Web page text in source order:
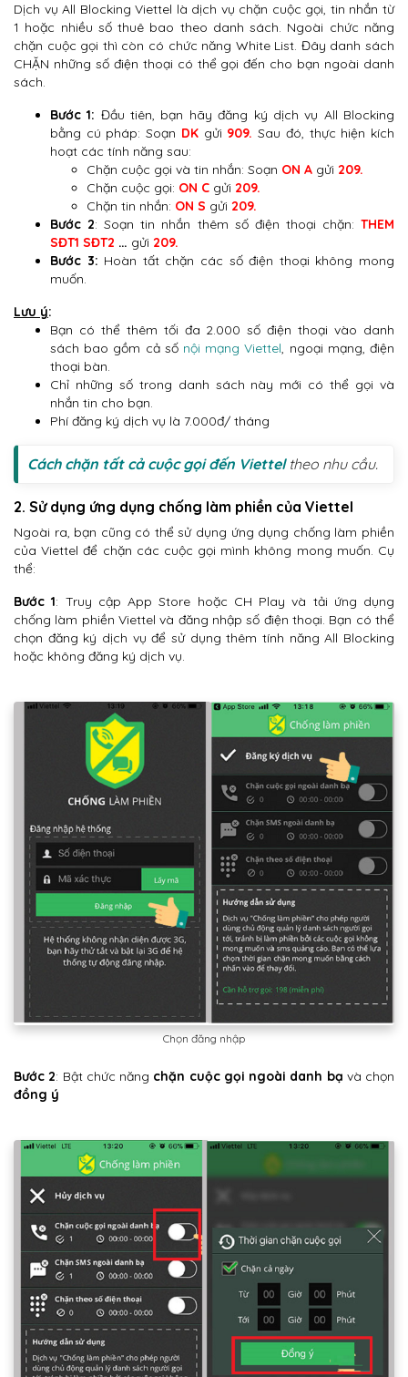
Dịch vụ All Blocking Viettel là dịch vụ chặn cuộc gọi, tin nhắn từ
1 hoặc nhiều số thuê bao theo danh sách. Ngoài chức năng
chặn cuộc gọi thì còn có chức năng White List. Đây danh sách
CHẶN những số điện thoại có thể gọi đến cho bạn ngoài danh
sách.
Bước 1: Đầu tiên, bạn hãy đăng ký dịch vụ All Blocking
bằng cú pháp: Soạn DKgửi 909. Sau đó, thực hiện kích
hoạt các tính năng sau:
Chặn cuộc gọi và tin nhắn: Soạn ON A gửi 209.
Chặn cuộc gọi: ON C gửi 209.
Chặn tin nhắn: ON S gửi 209.
Bước 2: Soạn tin nhắn thêm số điện thoại chặn:THEM
SĐT1 SĐT2 … gửi 209.
Bước 3: Hoàn tất chặn các số điện thoại không mong
muốn.
Lưu ý:
Bạn có thể thêm tối đa 2.000 số điện thoại vào danh
sách bao gồm cả số nội mạng Viettel, ngoại mạng, điện
thoại bàn.
Chỉ những số trong danh sách này mới có thể gọi và
nhắn tin cho bạn.
Phí đăng ký dịch vụ là 7.000đ/ tháng
Cách chặn tất cả cuộc gọi đến Vietteltheo nhu cầu.
2. Sử dụng ứng dụng chống làm phiền của Viettel
Ngoài ra, bạn cũng có thể sử dụng ứng dụng chống làm phiền
của Viettel để chặn các cuộc gọi mình không mong muốn. Cụ
thể:
Bước 1: Truy cập App Store hoặc CH Play và tải ứng dụng
chống làm phiền Viettel và đăng nhập số điện thoại. Bạn có thể
chọn đăng ký dịch vụ để sử dụng thêm tính năng All Blocking
hoặc không đăng ký dịch vụ.
Chọn đăng nhập
Bước 2: Bật chức năng chặn cuộc gọi ngoài danh bạ và chọn
đồng ý